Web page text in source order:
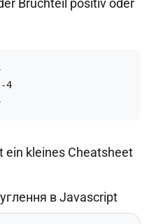
Bruchteil positiv oder
4
ein kleines Cheatsheet